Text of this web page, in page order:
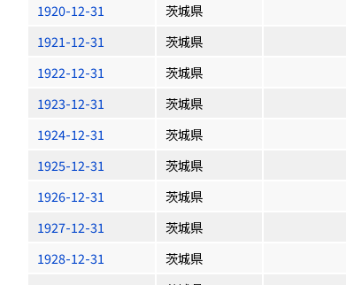
1920-12-31
茨城県
1921-12-31
茨城県
1922-12-31
茨城県
1923-12-31
茨城県
1924-12-31
茨城県
1925-12-31
茨城県
1926-12-31
茨城県
1927-12-31
茨城県
1928-12-31
茨城県